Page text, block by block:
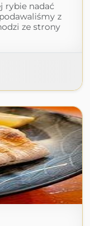
rybie nadać
z
ze strony